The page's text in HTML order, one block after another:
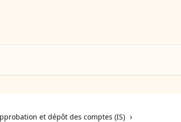
et dépôt des comptes (IS)